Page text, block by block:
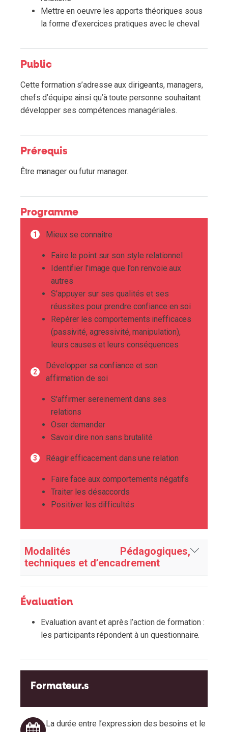
Mettre en oeuvre les apports théoriques sous
la forme d’exercices pratiques avec le cheval
Public
Cette formation s’adresse aux dirigeants, managers,
chefs d’équipe ainsi qu’à toute personne souhaitant
développer ses compétences managériales.
Prérequis
Être manager ou futur manager.
Programme
Mieux se connaître
Faire le point sur son style relationnel
Identifier l'image que l'on renvoie aux
autres
S'appuyer sur ses qualités et ses
réussites pour prendre confiance en soi
Repérer les comportements inefficaces
(passivité, agressivité, manipulation),
leurs causes et leurs conséquences
Développer sa confiance et son
affirmation de soi
S'affirmer sereinement dans ses
relations
Oser demander
Savoir dire non sans brutalité
Réagir efficacement dans une relation
Faire face aux comportements négatifs
Traiter les désaccords
Positiver les difficultés
Modalités Pédagogiques,
techniques et d’encadrement
matière de démarches commerciales
Analyse des forces et faiblesses
Identification des réussites et points
Définition des enjeux que chaque apprenant
Identification des cibles principales
Évaluation
Evaluation avant et après l’action de formation :
les participants répondent à un questionnaire.
Formateur.s
La durée entre l’expression des besoins et le